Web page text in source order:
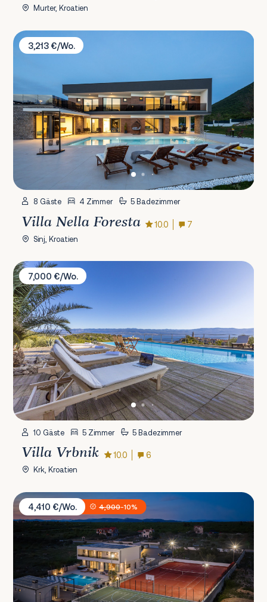
Murter, Kroatien
Villa Nella Foresta
3,213 €/Wo.
8 Gäste 4 Zimmer 5 Badezimmer
Villa Nella Foresta 10.0 7
Sinj, Kroatien
Villa Vrbnik
7,000 €/Wo.
10 Gäste 5 Zimmer 5 Badezimmer
Villa Vrbnik 10.0 6
Krk, Kroatien
Villa Freedom
4,410 €/Wo.
4,900-10%